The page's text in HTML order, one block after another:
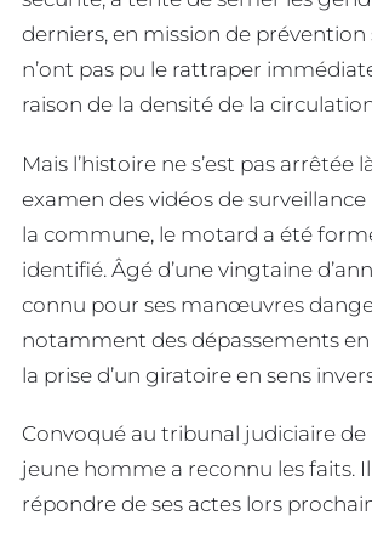
derniers, en mission de prévention
n’ont pas pu le rattraper
raison de la densité de la
Mais l’histoire ne s’est pas arrêtée
examen des vidéos de surveillance
la commune, le motard a été
identifié. Âgé d’une vingtaine
connu pour ses manœuvres
notamment des dépassements
la prise d’un giratoire en sens
Convoqué au tribunal judiciaire de
jeune homme a reconnu les faits.
répondre de ses actes lors